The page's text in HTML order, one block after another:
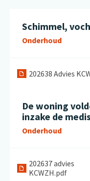
Schimmel,
Onderhoud
202638 Advies
De woning
inzake de
Onderhoud
202637 advies
KCWZH.pdf